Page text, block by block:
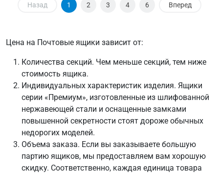
Назад 1 2 3 4 6 Вперед
Цена на Почтовые ящики зависит от:
Количества секций. Чем меньше секций, тем ниже
стоимость ящика.
Индивидуальных характеристик изделия. Ящики
серии «Премиум», изготовленные из шлифованной
нержавеющей стали и оснащенные замками
повышенной секретности стоят дороже обычных
недорогих моделей.
Объема заказа. Если вы заказываете большую
партию ящиков, мы предоставляем вам хорошую
скидку. Соответственно, каждая единица товара